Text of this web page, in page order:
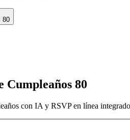
80
Cumpleaños 80
con IA y RSVP en línea